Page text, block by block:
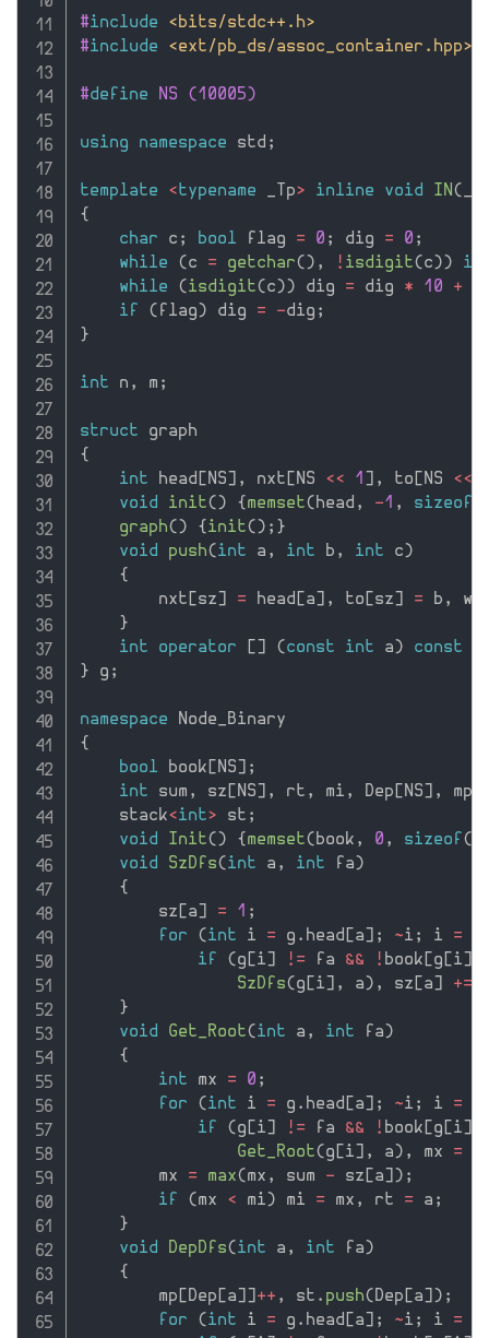
#include
<bits/stdc++.h>
#include <ext/pb_ds/assoc_container.hpp>
#define NS (10005)
using namespace std ;
template <typename _Tp> inline void IN(
{
char c ; bool flag = 0 ; dig = 0 ;
while
(c = getchar() , ! isdigit(c))
if
while
(isdigit(c)) dig = dig * 10 +
if
( flag) dig = -dig ;
}
int n , m ;
struct
{
int head [NS] , nxt [NS << 1 ] , to [NS <<
void
init() {memset(head , -1 , sizeof
graph() {init() ; }
void
push(int a , int b , int c)
{
        nxt
[sz] = head [a] , to [sz] = b , w
}
int
operator [] (const int a) const
} g ;
namespace
{
bool book [NS] ;
int sum , sz [NS] , rt , mi , Dep [NS] , mp
    stack
<int> st ;
void
Init() {memset(book , 0 , sizeof (
void
SzDfs(int a , int fa)
{
        sz
[a] = 1 ;
for
(int i = g . head [a] ; ~i ; i =
if
(g [i] != fa && ! book [g [i]
SzDfs(g [i] , a) , sz [a] +=
}
void
Get_Root(int a , int fa)
{
int mx = 0 ;
for
(int i = g . head [a] ; ~i ; i =
if
(g [i] != fa && ! book [g [i]
Get_Root(g [i] , a) , mx =
        mx
= max(mx , sum - sz [a] ) ;
if
(mx < mi) mi = mx , rt = a ;
}
void
DepDfs(int a , int fa)
{
        mp
[Dep [a] ] ++ , st . push(Dep [a] ) ;
for
(int i = g . head [a] ; ~i ; i =